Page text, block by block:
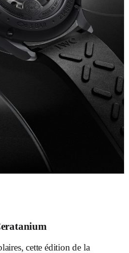
cette édition de la